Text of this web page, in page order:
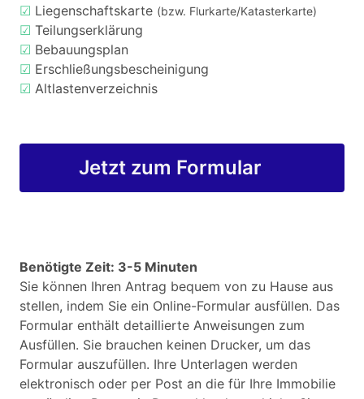
☑ Liegenschaftskarte (bzw. Flurkarte/Katasterkarte)
☑ Teilungserklärung
☑ Bebauungsplan
☑ Erschließungsbescheinigung
☑ Altlastenverzeichnis
Jetzt zum Formular
Benötigte Zeit: 3-5 Minuten
Sie können Ihren Antrag bequem von zu Hause aus
stellen, indem Sie ein Online-Formular ausfüllen. Das
Formular enthält detaillierte Anweisungen zum
Ausfüllen. Sie brauchen keinen Drucker, um das
Formular auszufüllen. Ihre Unterlagen werden
elektronisch oder per Post an die für Ihre Immobilie